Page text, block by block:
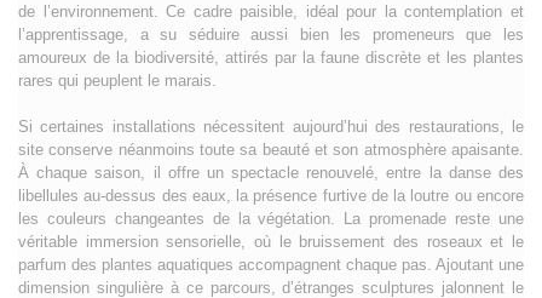
de l’environnement. Ce cadre paisible, idéal pour la contemplation et
l’apprentissage, a su séduire aussi bien les promeneurs que les
amoureux de la biodiversité, attirés par la faune discrète et les plantes
rares qui peuplent le marais.
Si certaines installations nécessitent aujourd’hui des restaurations, le
site conserve néanmoins toute sa beauté et son atmosphère apaisante.
À chaque saison, il offre un spectacle renouvelé, entre la danse des
libellules au-dessus des eaux, la présence furtive de la loutre ou encore
les couleurs changeantes de la végétation. La promenade reste une
véritable immersion sensorielle, où le bruissement des roseaux et le
parfum des plantes aquatiques accompagnent chaque pas. Ajoutant une
dimension singulière à ce parcours, d’étranges sculptures jalonnent le